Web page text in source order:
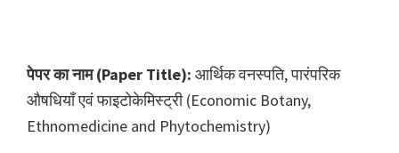
पेपर का नाम (Paper Title): आर्थिक वनस्पति, पारंपरिक
औषधियाँ एवं फाइटोकेमिस्ट्री (Economic Botany,
Ethnomedicine and Phytochemistry)